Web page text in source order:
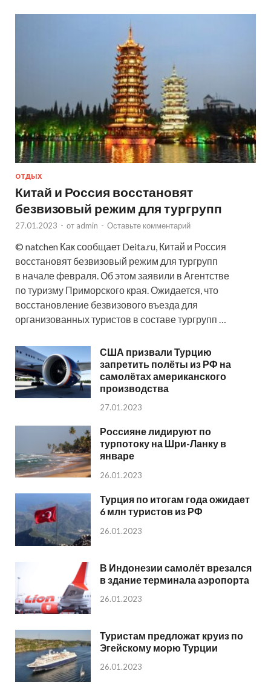
ОТДЫХ
Китай и Россия восстановят
безвизовый режим для тургрупп
27.01.2023 - от admin - Оставьте комментарий
© natchen Как сообщает Deita.ru, Китай и Россия
восстановят безвизовый режим для тургрупп
в начале февраля. Об этом заявили в Агентстве
по туризму Приморского края. Ожидается, что
восстановление безвизового въезда для
организованных туристов в составе тургрупп …
США призвали Турцию
запретить полёты из РФ на
самолётах американского
производства
27.01.2023
Россияне лидируют по
турпотоку на Шри-Ланку в
январе
26.01.2023
Турция по итогам года ожидает
6 млн туристов из РФ
26.01.2023
В Индонезии самолёт врезался
в здание терминала аэропорта
26.01.2023
Туристам предложат круиз по
Эгейскому морю Турции
26.01.2023